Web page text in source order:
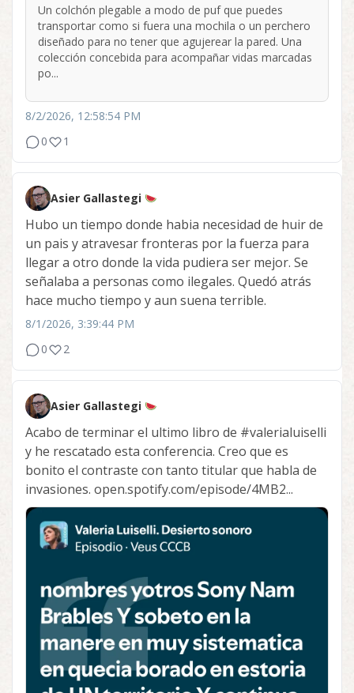
Un colchón plegable a modo de puf que puedes
transportar como si fuera una mochila o un perchero
diseñado para no tener que agujerear la pared. Una
colección concebida para acompañar vidas marcadas
po...
8/2/2026, 12:58:54 PM
0
1
Asier Gallastegi
Hubo un tiempo donde habia necesidad de huir de
un pais y atravesar fronteras por la fuerza para
llegar a otro donde la vida pudiera ser mejor. Se
señalaba a personas como ilegales. Quedó atrás
hace mucho tiempo y aun suena terrible.
8/1/2026, 3:39:44 PM
0
2
Asier Gallastegi
Acabo de terminar el ultimo libro de #valerialuiselli
y he rescatado esta conferencia. Creo que es
bonito el contraste con tanto titular que habla de
invasiones. open.spotify.com/episode/4MB2...